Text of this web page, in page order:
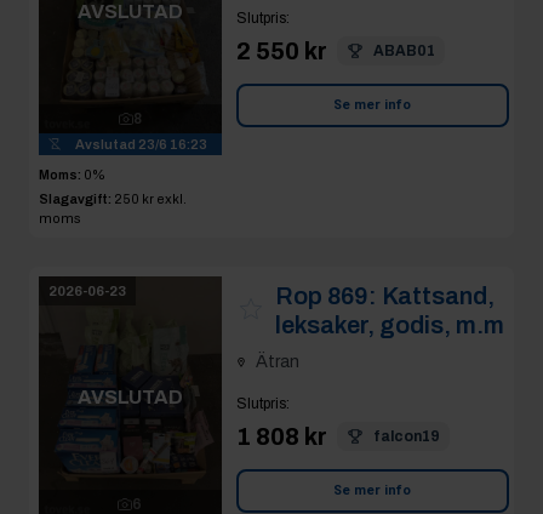
AVSLUTAD
8
Avslutad 23/6 16:23
Moms: 0%
Slagavgift: 250 kr exkl.
moms
Slutpris:
2 550 kr ABAB01
Se mer info
2026-06-23
AVSLUTAD
6
Rop 869: Kattsand,
leksaker, godis, m.m
Ätran
Slutpris:
1 808 kr falcon19
Se mer info